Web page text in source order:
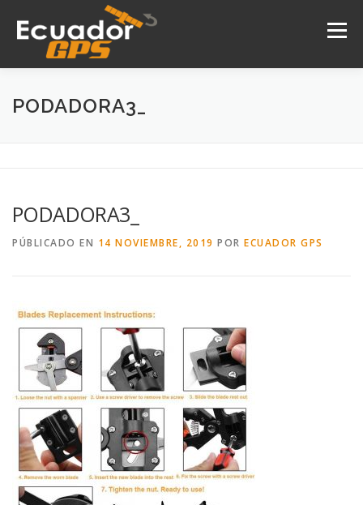
contenido
Menú
INICIO NOSOTROS
PODADORA3_
PODADORA3_
PÚBLICADO EN 14 NOVIEMBRE, 2019 POR ECUADOR GPS